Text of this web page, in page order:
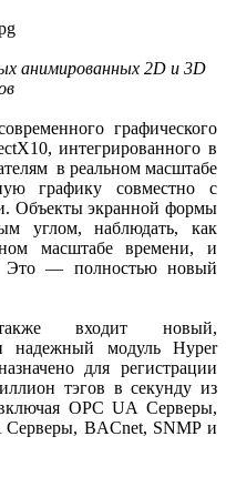
анимированных 2D и 3D
графического
интегрированного в
в реальном масштабе
графику совместно с
Объекты экранной формы
углом, наблюдать, как
масштабе времени, и
Это — полностью новый
входит новый,
надежный модуль Hyper
для регистрации
тэгов в секунду из
OPC UA Серверы,
BACnet, SNMP и